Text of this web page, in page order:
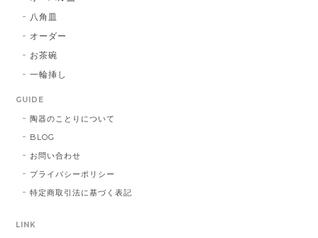
八角皿
オーダー
お茶碗
一輪挿し
GUIDE
陶器のことりについて
BLOG
お問い合わせ
プライバシーポリシー
特定商取引法に基づく表記
LINK